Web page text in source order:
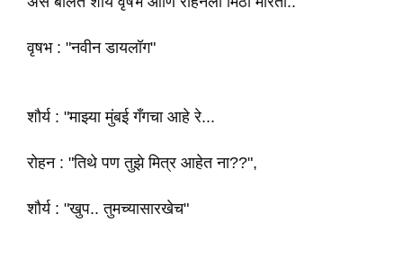
वृषभ : "नवीन डायलॉग"
शौर्य : "माझ्या मुंबई गँगचा आहे रे...
रोहन : "तिथे पण तुझे मित्र आहेत ना??",
शौर्य : "खुप.. तुमच्यासारखेच"